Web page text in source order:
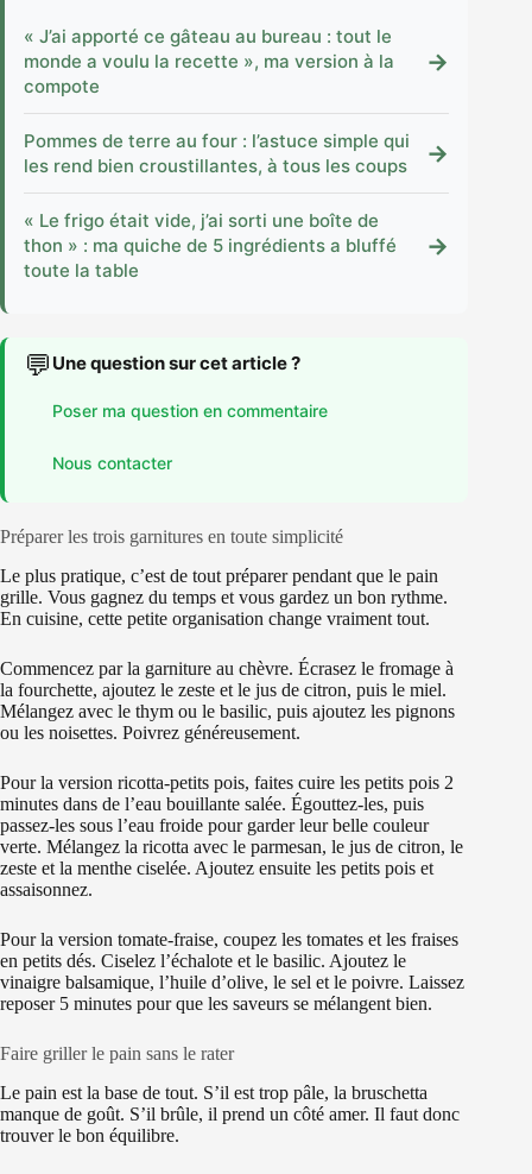
« J’ai apporté ce gâteau au bureau : tout le
monde a voulu la recette », ma version à la
compote
→
Pommes de terre au four : l’astuce simple qui
les rend bien croustillantes, à tous les coups
→
« Le frigo était vide, j’ai sorti une boîte de
thon » : ma quiche de 5 ingrédients a bluffé
toute la table
→
💬 Une question sur cet article ?
Poser ma question en commentaire
Nous contacter
Préparer les trois garnitures en toute simplicité
Le plus pratique, c’est de tout préparer pendant que le pain
grille. Vous gagnez du temps et vous gardez un bon rythme.
En cuisine, cette petite organisation change vraiment tout.
Commencez par la garniture au chèvre. Écrasez le fromage à
la fourchette, ajoutez le zeste et le jus de citron, puis le miel.
Mélangez avec le thym ou le basilic, puis ajoutez les pignons
ou les noisettes. Poivrez généreusement.
Pour la version ricotta-petits pois, faites cuire les petits pois 2
minutes dans de l’eau bouillante salée. Égouttez-les, puis
passez-les sous l’eau froide pour garder leur belle couleur
verte. Mélangez la ricotta avec le parmesan, le jus de citron, le
zeste et la menthe ciselée. Ajoutez ensuite les petits pois et
assaisonnez.
Pour la version tomate-fraise, coupez les tomates et les fraises
en petits dés. Ciselez l’échalote et le basilic. Ajoutez le
vinaigre balsamique, l’huile d’olive, le sel et le poivre. Laissez
reposer 5 minutes pour que les saveurs se mélangent bien.
Faire griller le pain sans le rater
Le pain est la base de tout. S’il est trop pâle, la bruschetta
manque de goût. S’il brûle, il prend un côté amer. Il faut donc
trouver le bon équilibre.